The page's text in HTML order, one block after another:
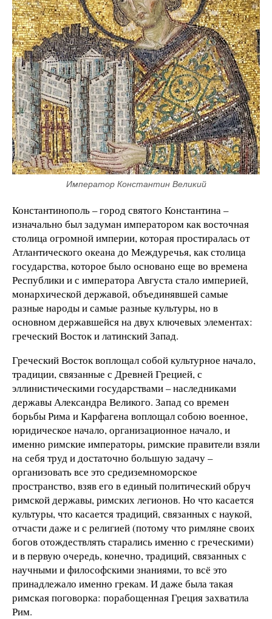
Император Константин Великий
Константинополь – город святого Константина –
изначально был задуман императором как восточная
столица огромной империи, которая простиралась от
Атлантического океана до Междуречья, как столица
государства, которое было основано еще во времена
Республики и с императора Августа стало империей,
монархической державой, объединявшей самые
разные народы и самые разные культуры, но в
основном державшейся на двух ключевых элементах:
греческий Восток и латинский Запад.
Греческий Восток воплощал собой культурное начало,
традиции, связанные с Древней Грецией, с
эллинистическими государствами – наследниками
державы Александра Великого. Запад со времен
борьбы Рима и Карфагена воплощал собою военное,
юридическое начало, организационное начало, и
именно римские императоры, римские правители взяли
на себя труд и достаточно большую задачу –
организовать все это средиземноморское
пространство, взяв его в единый политический обруч
римской державы, римских легионов. Но что касается
культуры, что касается традиций, связанных с наукой,
отчасти даже и с религией (потому что римляне своих
богов отождествлять старались именно с греческими)
и в первую очередь, конечно, традиций, связанных с
научными и философскими знаниями, то всё это
принадлежало именно грекам. И даже была такая
римская поговорка: порабощенная Греция захватила
Рим.